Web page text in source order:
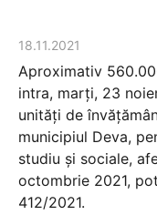
18.11.2021
Aproximativ
intra, marți, 23
unități de
municipiul Deva,
studiu și sociale,
octombrie 2021,
412/2021.